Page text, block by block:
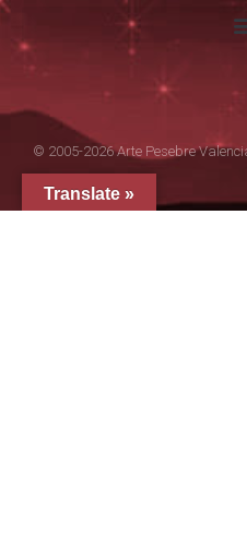
© 2005-2026 Arte Pesebre
Translate »